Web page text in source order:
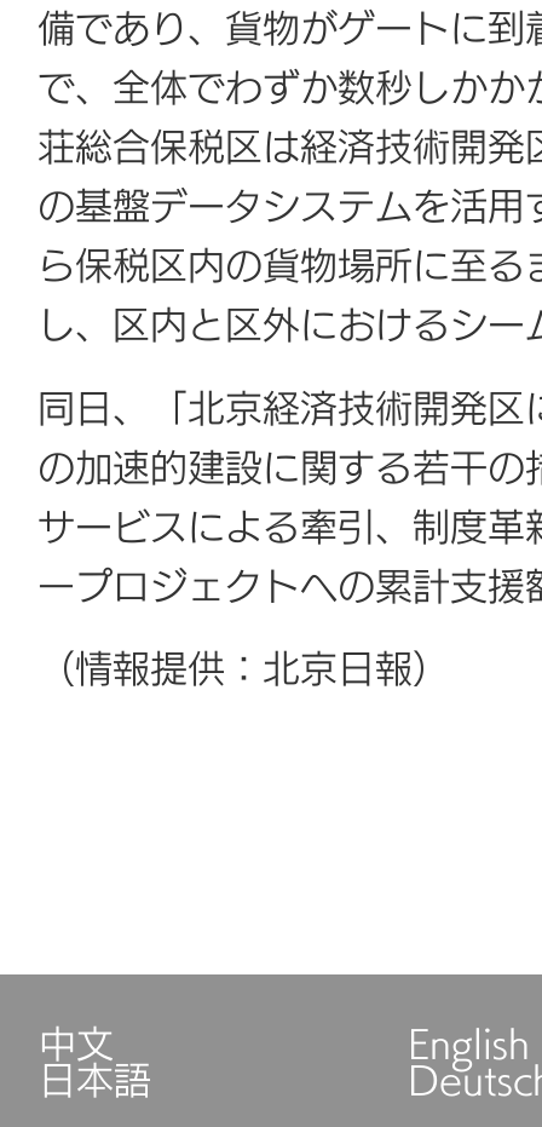
備であり、貨物がゲートに
で、全体でわずか数秒しか
荘総合保税区は経済技術開
の基盤データシステムを活
ら保税区内の貨物場所に至
し、区内と区外におけるシ
同日、「北京経済技術開発
の加速的建設に関する若干
サービスによる牽引、制度
一プロジェクトへの累計支
（情報提供：北京日報）
中文 English
日本語